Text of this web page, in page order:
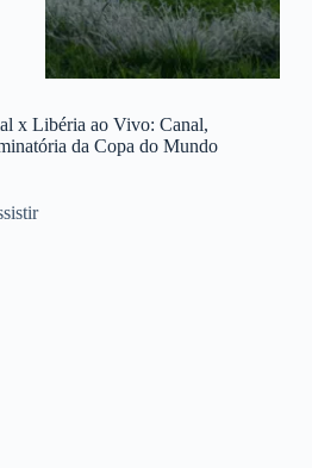
x Libéria ao Vivo: Canal,
da Copa do Mundo